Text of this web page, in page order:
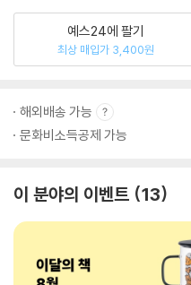
예스24에 팔기
최상 매입가 3,400원
해외배송 가능
문화비소득공제 가능
이 분야의 이벤트 13